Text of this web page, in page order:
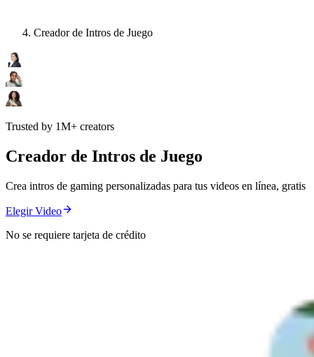
Creador de Intros de Juego
Trusted by 1M+ creators
Creador de Intros de Juego
Crea intros de gaming personalizadas para tus videos en línea, gratis
Elegir Video
No se requiere tarjeta de crédito